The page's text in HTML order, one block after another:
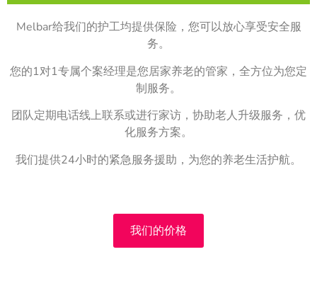
Melbar给我们的护工均提供保险，您可以放心享受安全服
务。
您的1对1专属个案经理是您居家养老的管家，全方位为您定
制服务。
团队定期电话线上联系或进行家访，协助老人升级服务，优
化服务方案。
我们提供24小时的紧急服务援助，为您的养老生活护航。
我们的价格